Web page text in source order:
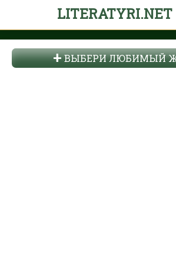
LITERATYRI.NET
ВЫБЕРИ ЛЮБИМЫЙ